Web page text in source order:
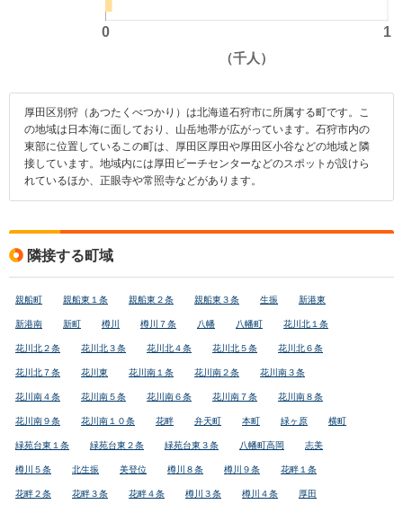
厚田区別狩（あつたくべつかり）は北海道石狩市に所属する町です。こ
の地域は日本海に面しており、山岳地帯が広がっています。石狩市内の
東部に位置しているこの町は、厚田区厚田や厚田区小谷などの地域と隣
接しています。地域内には厚田ビーチセンターなどのスポットが設けら
れているほか、正眼寺や常照寺などがあります。
隣接する町域
親船町 親船東１条 親船東２条 親船東３条 生振 新港東
新港南 新町 樽川 樽川７条 八幡 八幡町 花川北１条
花川北２条 花川北３条 花川北４条 花川北５条 花川北６条
花川北７条 花川東 花川南１条 花川南２条 花川南３条
花川南４条 花川南５条 花川南６条 花川南７条 花川南８条
花川南９条 花川南１０条 花畔 弁天町 本町 緑ヶ原 横町
緑苑台東１条 緑苑台東２条 緑苑台東３条 八幡町高岡 志美
樽川５条 北生振 美登位 樽川８条 樽川９条 花畔１条
花畔２条 花畔３条 花畔４条 樽川３条 樽川４条 厚田